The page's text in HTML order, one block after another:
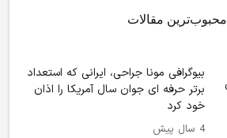
محبوب‌ترین مقالات
بیوگرافی مونا جراحی، ایرانی که استعداد
برتر حرفه ای جوان سال آمریکا را اذان
خود کرد
4 سال پیش